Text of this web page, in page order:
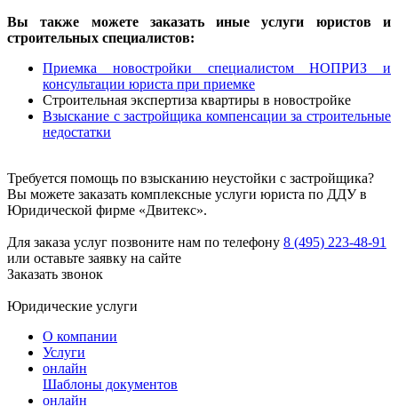
Вы также можете заказать иные услуги юристов и
строительных специалистов:
Приемка новостройки специалистом НОПРИЗ и
консультации юриста при приемке
Строительная экспертиза квартиры в новостройке
Взыскание с застройщика компенсации за строительные
недостатки
Требуется помощь по взысканию неустойки с застройщика?
Вы можете заказать комплексные услуги юриста по ДДУ в
Юридической фирме «Двитекс».
Для заказа услуг позвоните нам по телефону 8 (495) 223-48-91
или оставьте заявку на сайте
Заказать звонок
Юридические услуги
О компании
Услуги
онлайн
Шаблоны документов
онлайн